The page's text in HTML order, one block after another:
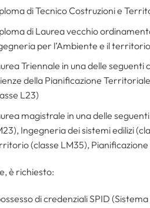
di Tecnico Costruzioni e
di Laurea vecchio
per l’Ambiente e il
Triennale in una delle seguenti
della Pianificazione
L23)
magistrale in una delle
Ingegneria dei sistemi edilizi
(classe LM35),
è richiesto:
di credenziali SPID